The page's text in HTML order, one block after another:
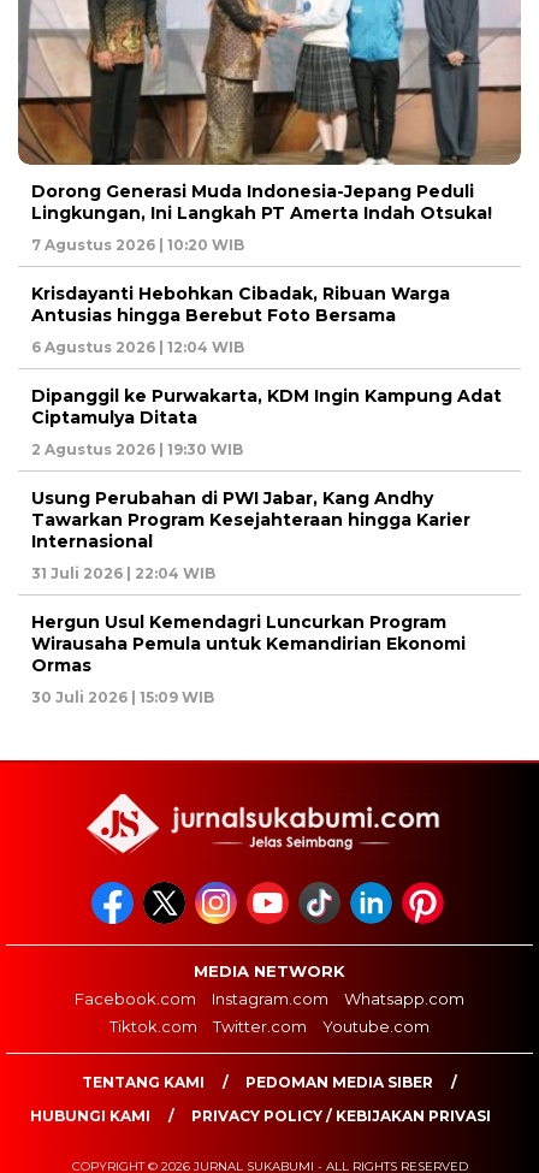
Dorong Generasi Muda Indonesia-Jepang Peduli
Lingkungan, Ini Langkah PT Amerta Indah Otsuka!
7 Agustus 2026 | 10:20 WIB
Krisdayanti Hebohkan Cibadak, Ribuan Warga
Antusias hingga Berebut Foto Bersama
6 Agustus 2026 | 12:04 WIB
Dipanggil ke Purwakarta, KDM Ingin Kampung Adat
Ciptamulya Ditata
2 Agustus 2026 | 19:30 WIB
Usung Perubahan di PWI Jabar, Kang Andhy
Tawarkan Program Kesejahteraan hingga Karier
Internasional
31 Juli 2026 | 22:04 WIB
Hergun Usul Kemendagri Luncurkan Program
Wirausaha Pemula untuk Kemandirian Ekonomi
Ormas
30 Juli 2026 | 15:09 WIB
MEDIA NETWORK
Facebook.com
Instagram.com
Whatsapp.com
Tiktok.com
Twitter.com Youtube.com
TENTANG KAMI
PEDOMAN MEDIA SIBER
HUBUNGI KAMI
PRIVACY POLICY / KEBIJAKAN PRIVASI
COPYRIGHT © 2026 JURNAL SUKABUMI - ALL RIGHTS RESERVED